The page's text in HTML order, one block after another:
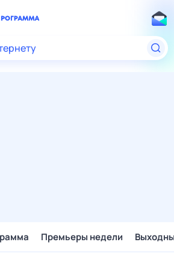
Премьеры недели